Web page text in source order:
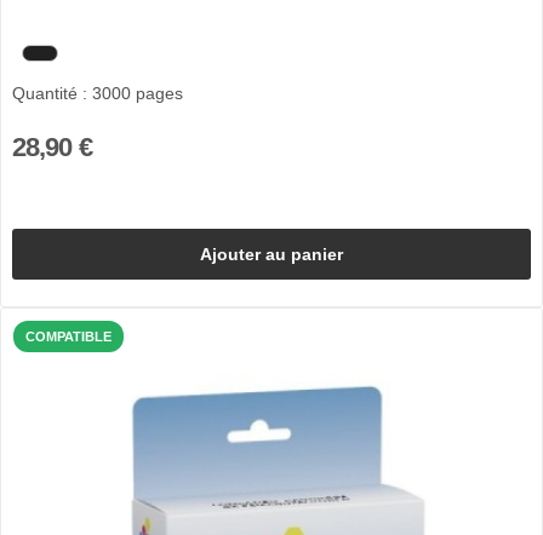
Quantité : 3000 pages
28,90 €
Ajouter au panier
COMPATIBLE